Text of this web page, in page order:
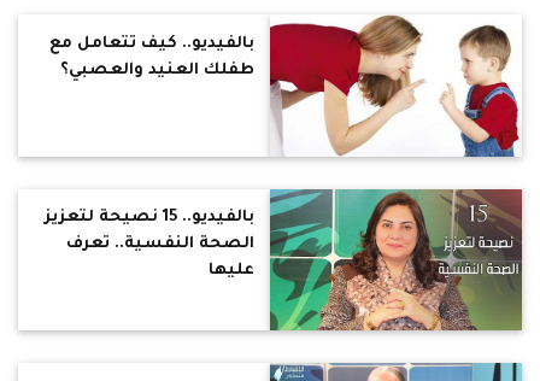
بالفيديو.. كيف تتعامل مع
طفلك العنيد والعصبي؟
بالفيديو.. 15 نصيحة لتعزيز
الصحة النفسية.. تعرف
عليها